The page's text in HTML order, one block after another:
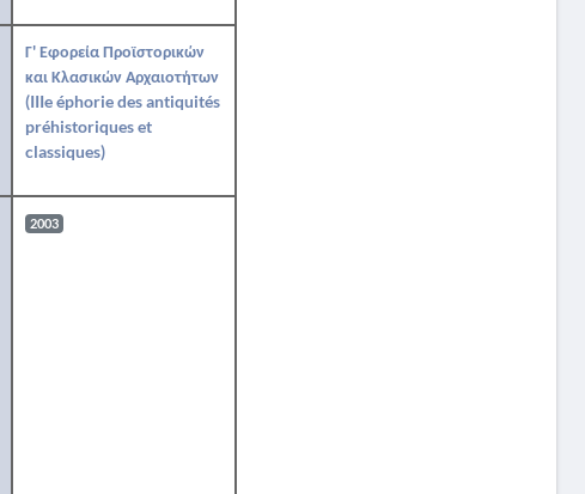
Γ' Εφορεία Προϊστορικών
και Κλασικών Αρχαιοτήτων
(IIIe éphorie des antiquités
préhistoriques et
classiques)
2003